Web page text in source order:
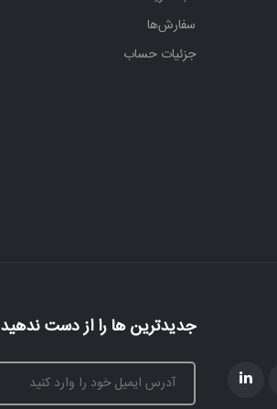
سفارش‌ها
جزئیات حساب
جدیدترین ها را از دست ندهید